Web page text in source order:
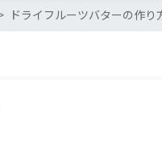
ドライフルーツバターの作り